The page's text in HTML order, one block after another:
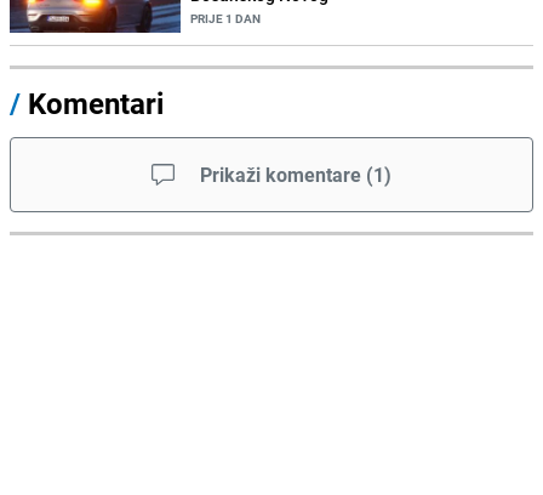
PRIJE 1 DAN
/ Komentari
Prikaži komentare (1)